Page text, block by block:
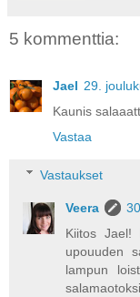
5 kommenttia:
Jael 29.
Kaunis
Vastaa
Vastaukset
Veera
Kiitos
upouuden
lampun